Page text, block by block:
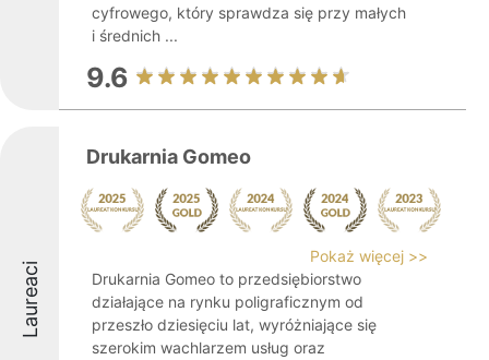
cyfrowego, który sprawdza się przy małych
i średnich ...
9.6
Laureaci
Drukarnia Gomeo
Pokaż więcej >>
Drukarnia Gomeo to przedsiębiorstwo
działające na rynku poligraficznym od
przeszło dziesięciu lat, wyróżniające się
szerokim wachlarzem usług oraz